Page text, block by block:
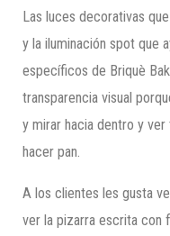
Las luces decorativas
y la iluminación spot que
específicos de Briquè
transparencia visual
y mirar hacia dentro y
hacer pan.
A los clientes les gusta
ver la pizarra escrita con